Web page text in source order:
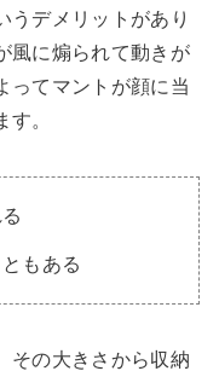
うデメリットがあり
風に煽られて動きが
ってマントが顔に当
。
もある
その大きさから収納